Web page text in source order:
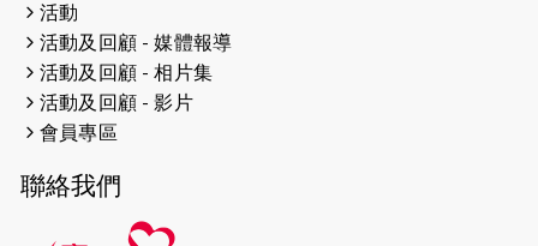
2024-11-17
2024-10-30
連續第七年獲得 #香港中小型企業總
商會「#友商有良」嘉許計劃的嘉許
2024-09-30
活動
活動及回顧 - 媒體報導
活動及回顧 - 相片集
活動及回顧 - 影片
會員專區
聯絡我們